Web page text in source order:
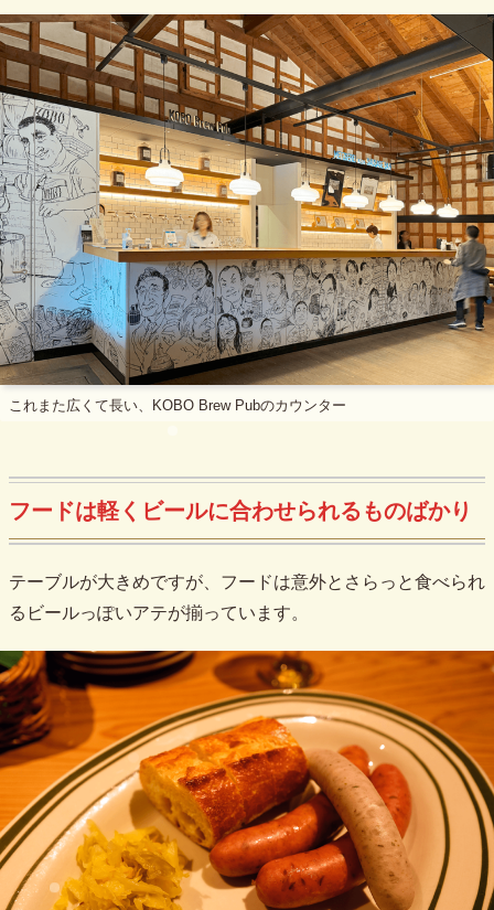
これまた広くて長い、KOBO Brew Pubのカウンター
フードは軽くビールに合わせられるものばかり
テーブルが大きめですが、フードは意外とさらっと食べられ
るビールっぽいアテが揃っています。